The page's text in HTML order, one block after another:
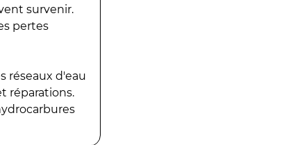
survenir.
pertes
réseaux d'eau
réparations.